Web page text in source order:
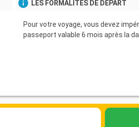
LES FORMALITÉS DE DÉPART
Pour votre voyage, vous devez
passeport valable 6 mois après la